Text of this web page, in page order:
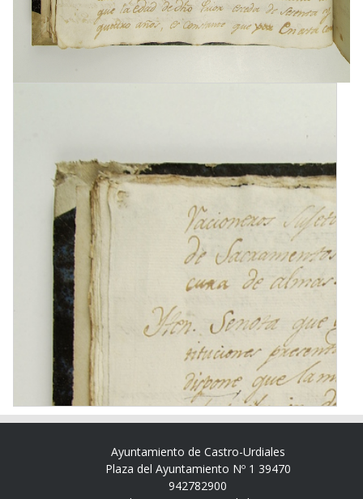
Ayuntamiento de Castro-Urdiales
Plaza del Ayuntamiento Nº 1 39470
942782900